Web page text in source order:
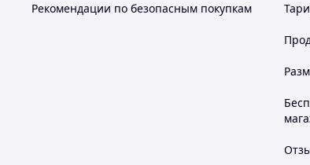
Рекомендации по безопасным покупкам